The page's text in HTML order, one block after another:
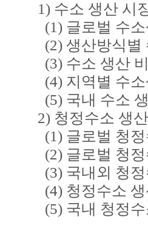
1) 수소 생산 시
(1) 글로벌 수소
(2) 생산방식별
(3) 수소 생산
(4) 지역별 수소
(5) 국내 수소
2) 청정수소 생
(1) 글로벌 청정
(2) 글로벌 청정
(3) 국내외 청정
(4) 청정수소 생
(5) 국내 청정수